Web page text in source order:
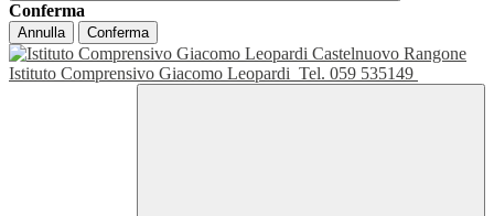
Conferma
Annulla Conferma
Istituto Comprensivo Giacomo Leopardi Tel. 059 535149